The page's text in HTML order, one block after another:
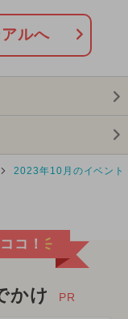
ャラクター
ルへ
2023年10月のイベント
コ！
かけ PR